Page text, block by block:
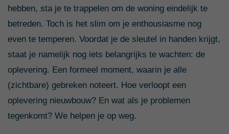
hebben, sta je te trappelen om de woning eindelijk te
betreden. Toch is het slim om je enthousiasme nog
even te temperen. Voordat je de sleutel in handen krijgt,
staat je namelijk nog iets belangrijks te wachten: de
oplevering. Een formeel moment, waarin je alle
(zichtbare) gebreken noteert. Hoe verloopt een
oplevering nieuwbouw? En wat als je problemen
tegenkomt? We helpen je op weg.